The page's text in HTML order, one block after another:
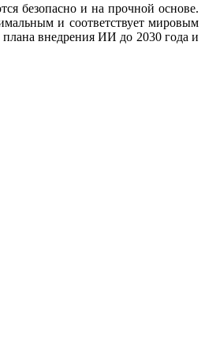
безопасно и на прочной основе.
и соответствует мировым
плана внедрения ИИ до 2030 года и